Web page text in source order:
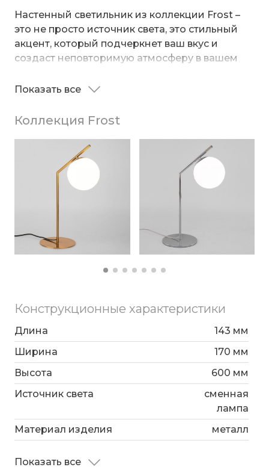
Настенный светильник из коллекции Frost –
это не просто источник света, это стильный
акцент, который подчеркнет ваш вкус и
создаст неповторимую атмосферу в вашем
плафону бра создает приятное освещение,
уютной атмосферы.
В качестве источника света используются
рассчитан на максимальную мощность ламп
накаливания 20 Вт. Рекомендуемая площадь
освещения 1 м².
Показать все
Коллекция Frost
Конструкционные характеристики
Длина
143 мм
Ширина
170 мм
Высота
600 мм
Источник света
сменная
лампа
Материал изделия
металл
Показать все